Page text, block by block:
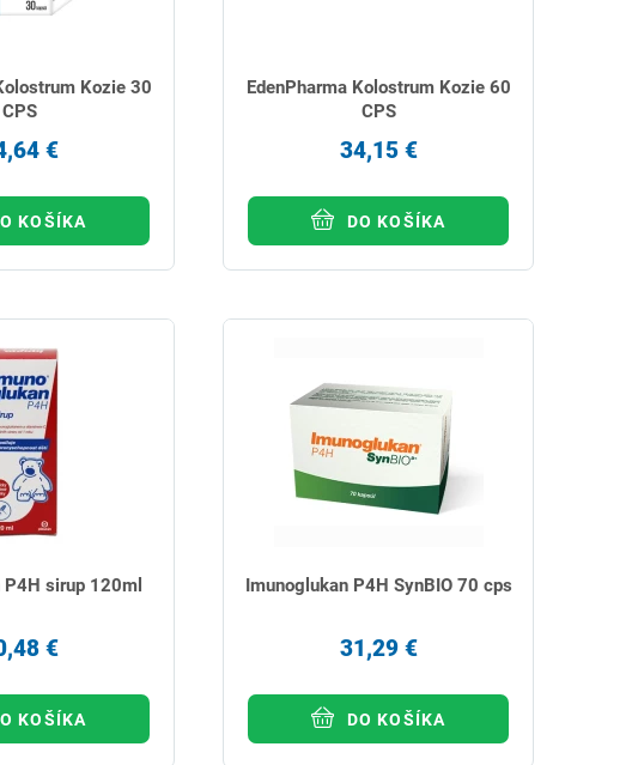
Kozie 30
CPS
€
KOŠÍKA
EdenPharma Kolostrum Kozie 60
CPS
34,15 €
DO KOŠÍKA
sirup 120ml
€
KOŠÍKA
Imunoglukan P4H SynBIO 70 cps
31,29 €
DO KOŠÍKA